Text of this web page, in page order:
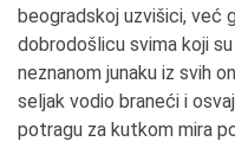
beogradskoj uzvišici, već
dobrodošlicu svima koji
neznanom junaku iz svih
seljak vodio braneći i
potragu za kutkom mira